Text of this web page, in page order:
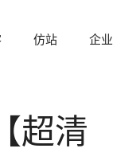
仿站 企业
超清